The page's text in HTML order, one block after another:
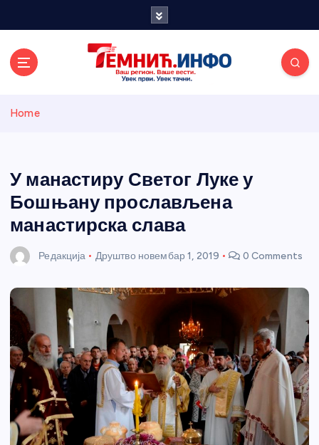
и портал
Home
У манастиру Светог Луке у
Бошњану прослављена
манастирска слава
Редакција Друштво новембар 1, 2019 0 Comments